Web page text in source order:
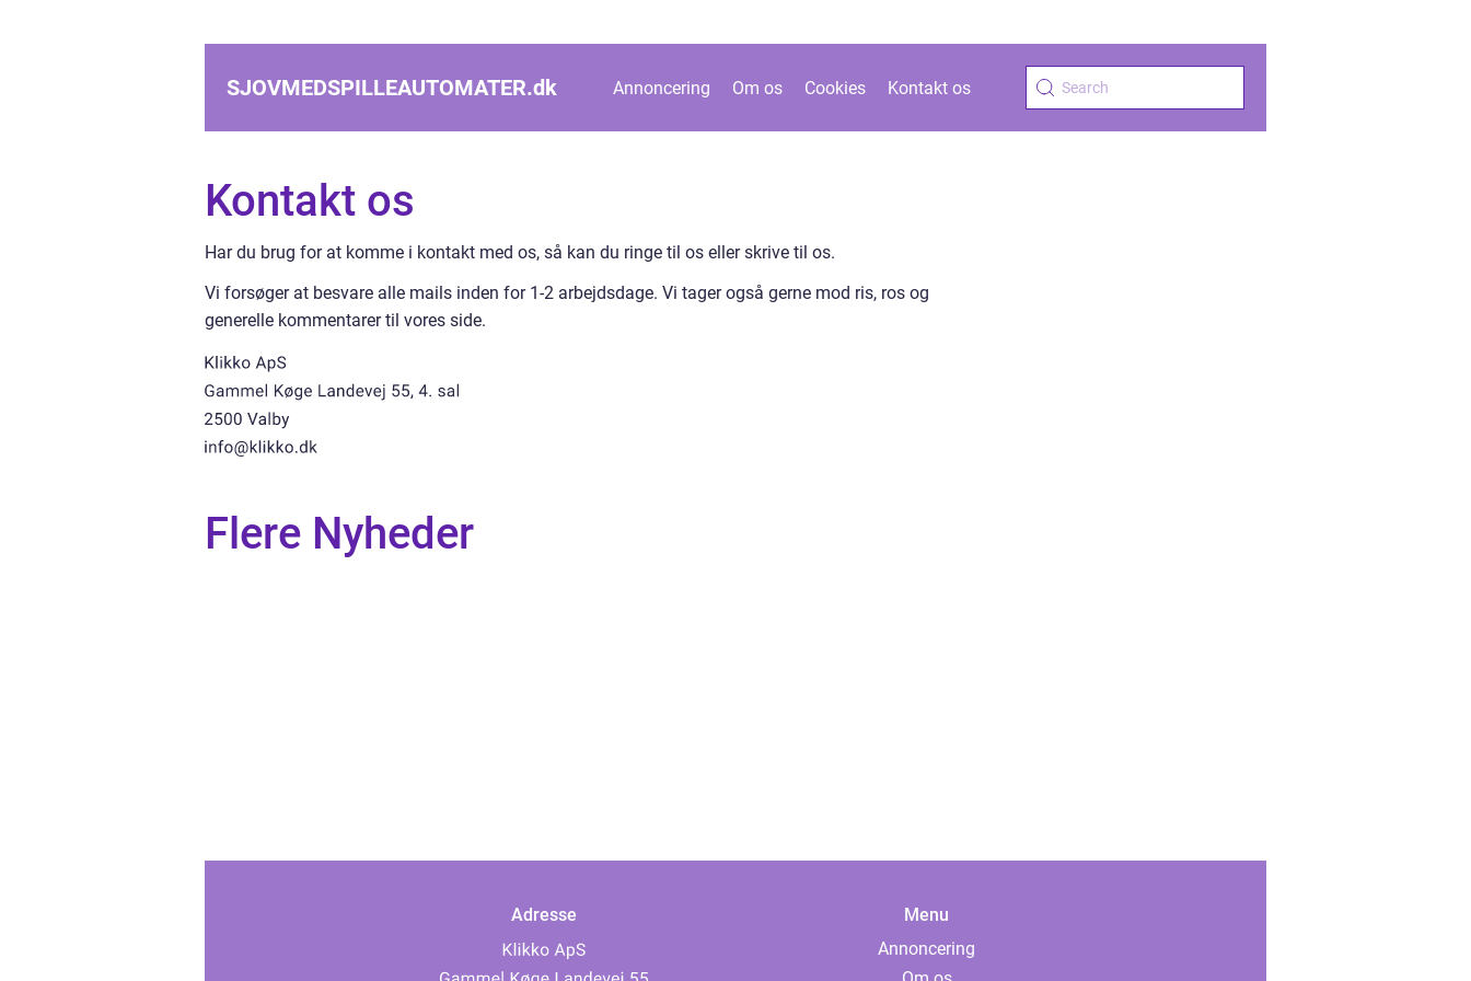
SJOVMEDSPILLEAUTOMATER.dk Annoncering Om os Cookies Kontakt os
Kontakt os
Har du brug for at komme i kontakt med os, så kan du ringe til os eller skrive til os.
Vi forsøger at besvare alle mails inden for 1-2 arbejdsdage. Vi tager også gerne mod ris, ros og
generelle kommentarer til vores side.
Flere Nyheder
Adresse
Menu
Annoncering